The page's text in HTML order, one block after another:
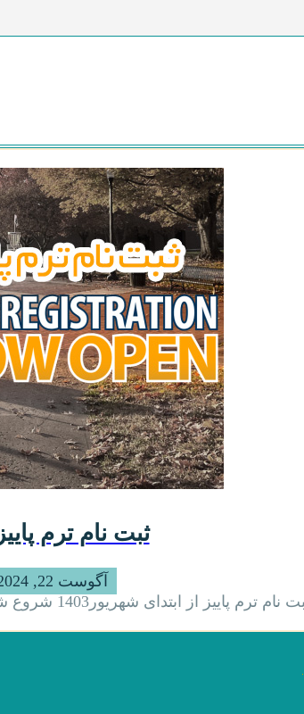
ثبت نام ترم پاییز 1403
آگوست 22, 2024
شهریور1403 شروع شده است و کلاسها از اول مهر1403 ...